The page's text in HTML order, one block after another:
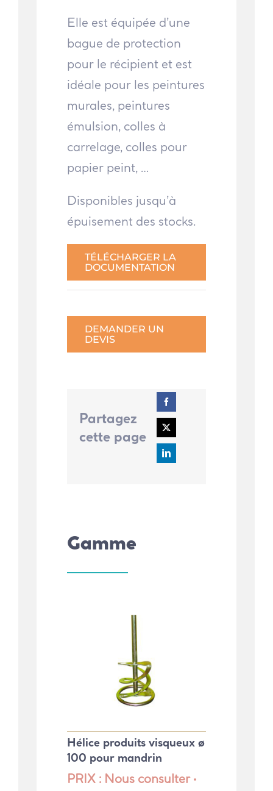
Elle est équipée d’une
bague de protection
pour le récipient et est
idéale pour les peintures
murales, peintures
émulsion, colles à
carrelage, colles pour
papier peint, …
Disponibles jusqu’à
épuisement des stocks.
TÉLÉCHARGER LA
DOCUMENTATION
DEMANDER UN
DEVIS
Partagez
cette page
Gamme
Hélice produits visqueux ø
100 pour mandrin
PRIX : Nous consulter •